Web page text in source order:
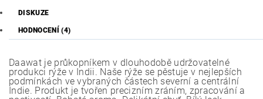
DISKUZE
HODNOCENÍ (4)
Daawat je průkopníkem v dlouhodobě udržovatelné
produkci rýže v Indii. Naše rýže se pěstuje v nejlepších
podmínkách ve vybraných částech severní a centrální
Indie. Produkt je tvořen precizním zráním, zpracování a